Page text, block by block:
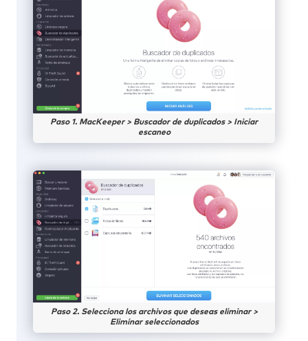
Paso 1. MacKeeper > Buscador de duplicados > Iniciar
escaneo
Paso 2. Selecciona los archivos que deseas eliminar >
Eliminar seleccionados